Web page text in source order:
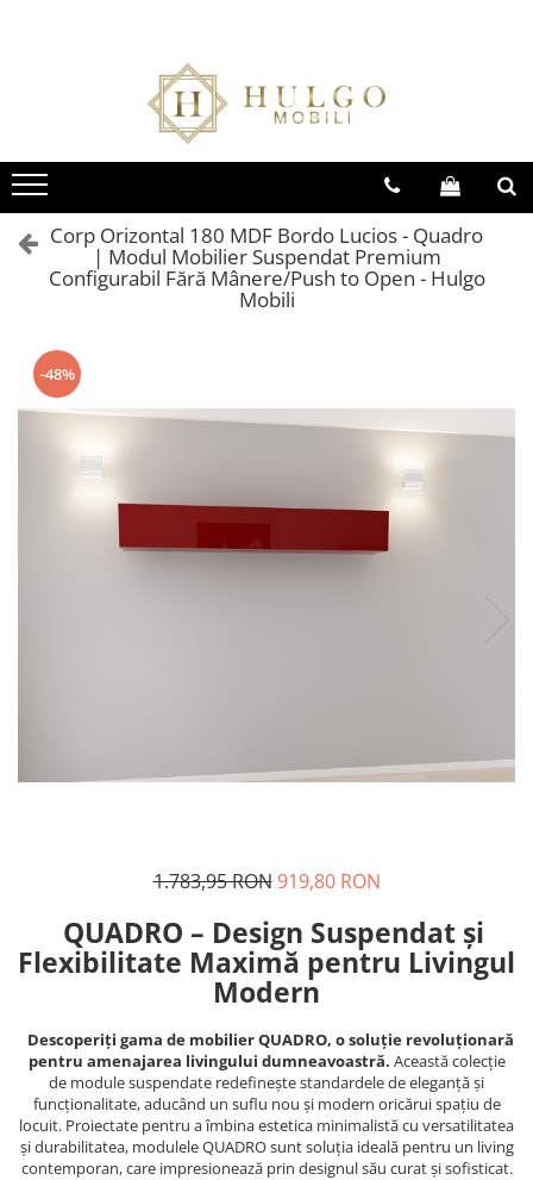
Bucatarie EVORA
Seturi Bucatarie Evora
Corpuri Evora
Bucatarie BLANCA
Seturi Bucatarie Blanca
Corpuri Blanca
Living QUADRO
Colectia QUADRO
Seturi Living QUADRO
Corpuri QUADRO
Seturi Baie Eos
Corpuri Baie Eos
Corp Orizontal 180 MDF Bordo Lucios - Quadro
| Modul Mobilier Suspendat Premium
Configurabil Fără Mânere/Push to Open - Hulgo
Mobili
-48%
1.783,95 RON 919,80 RON
QUADRO – Design Suspendat și
Flexibilitate Maximă pentru Livingul
Modern
Descoperiți gama de mobilier QUADRO, o soluție revoluționară
pentru amenajarea livingului dumneavoastră. Această colecție
de module suspendate redefinește standardele de eleganță și
funcționalitate, aducând un suflu nou și modern oricărui spațiu de
locuit. Proiectate pentru a îmbina estetica minimalistă cu versatilitatea
și durabilitatea, modulele QUADRO sunt soluția ideală pentru un living
contemporan, care impresionează prin designul său curat și sofisticat.